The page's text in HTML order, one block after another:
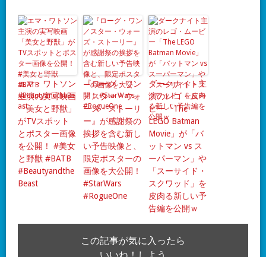
エマ・ワトソン
主演の実写映画
「美女と野獣」
がTVスポット
とポスター画像
を公開！ #美女
と野獣 #BATB
#Beautyandthe
Beast
『ローグ・ワン
／スター・ウォ
ーズ・ストーリ
ー』が感謝祭の
挨拶を含む新し
い予告映像と、
限定ポスターの
画像を大公開！
#StarWars
#RogueOne
ダークナイト主
演のレゴ・ムー
ビー「The
LEGO Batman
Movie」が「バ
ットマン vs ス
ーパーマン」や
「スーサイド・
スクワッド」を
皮肉る新しい予
告編を公開ｗ
この記事が気に入ったら